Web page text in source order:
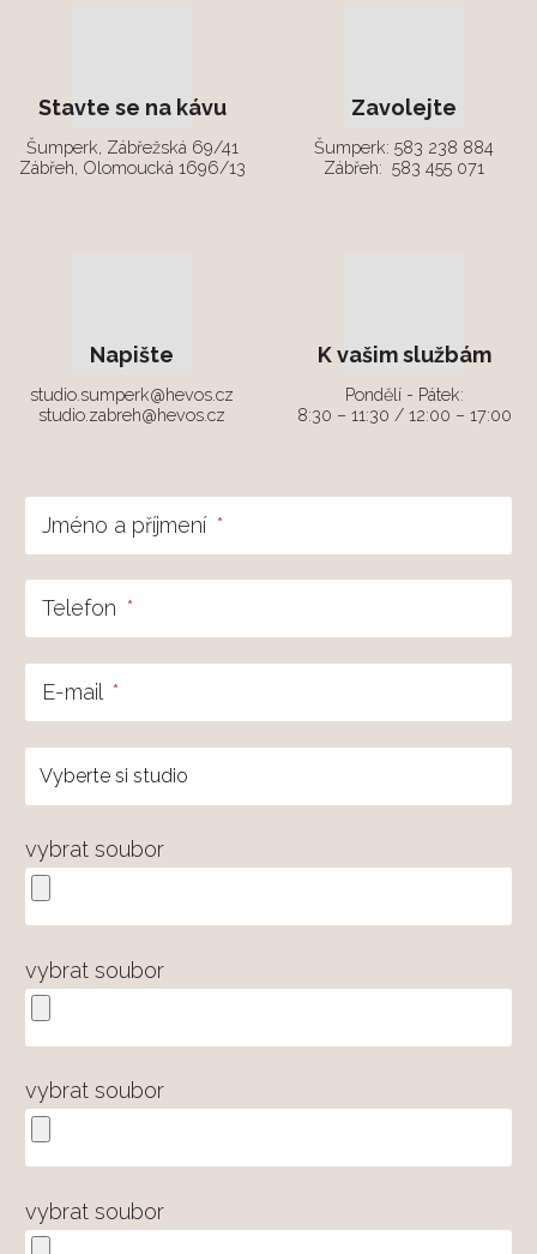
Stavte se na kávu
Šumperk, Zábřežská 69/41
Zábřeh, Olomoucká 1696/13
Zavolejte
Šumperk: 583 238 884
Zábřeh: 583 455 071
Napište
studio.sumperk@hevos.cz
studio.zabreh@hevos.cz
K vašim službám
Pondělí - Pátek:
8:30 – 11:30 / 12:00 – 17:00
Jméno a příjmení *
Telefon *
E-mail *
vybrat soubor
vybrat soubor
vybrat soubor
vybrat soubor